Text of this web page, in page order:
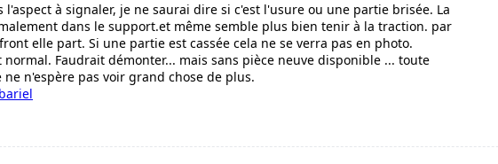
l'aspect à signaler, je ne saurai dire si c'est l'usure ou une partie brisée. La
dans le support.et même semble plus bien tenir à la traction. par
elle part. Si une partie est cassée cela ne se verra pas en photo.
Faudrait démonter... mais sans pièce neuve disponible ... toute
n'espère pas voir grand chose de plus.